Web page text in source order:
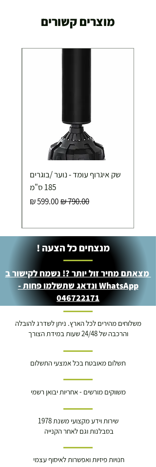
מוצרים קשורים
שק איגרוף עומד - נוער /בוגרים
185 ס"מ
מחיר רגילמחיר מבצע
מנצחים כל הצעה !
מצאתם מחיר זול יותר ?! נשמח לקישור ב
WhatsApp ונדאג שתשלמו פחות -
046722171
משלוחים מהירים לכל הארץ. ניתן לשדרג להובלה
והרכבה של 24/48 שעות במידת הצורך
תשלום מאובטח בכל אמצעי התשלום
משווקים מורשים - אחריות יבואן רשמי
שירות וידע מקצועי משנת 1978
בסבלנות וגם לאחר הקנייה
חנויות פיזיות ואפשרות לאיסוף עצמי